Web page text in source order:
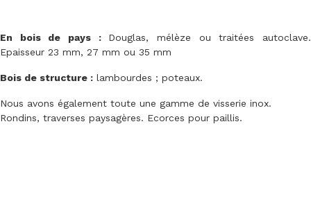
En bois de pays : Douglas, mélèze ou traitées autoclave.
Epaisseur 23 mm, 27 mm ou 35 mm
Bois de structure : lambourdes ; poteaux.
Nous avons également toute une gamme de visserie inox.
Rondins, traverses paysagères. Ecorces pour paillis.